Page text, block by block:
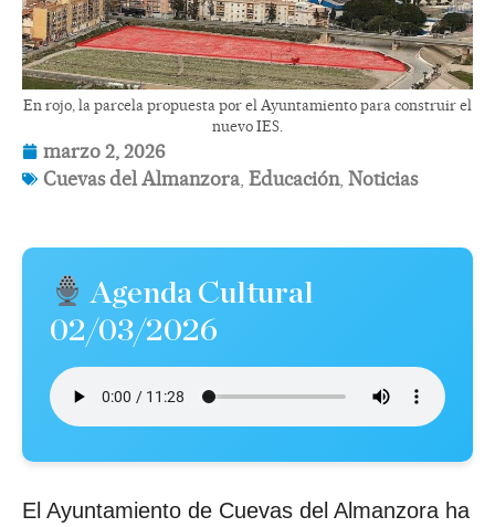
En rojo, la parcela propuesta por el Ayuntamiento para construir el
nuevo IES.
marzo 2, 2026
Cuevas del Almanzora, Educación, Noticias
Agenda Cultural
02/03/2026
El Ayuntamiento de Cuevas del Almanzora ha